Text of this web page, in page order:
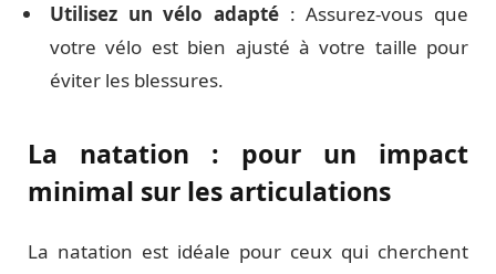
Utilisez un vélo adapté : Assurez-vous que
votre vélo est bien ajusté à votre taille pour
éviter les blessures.
La natation : pour un impact
minimal sur les articulations
La natation est idéale pour ceux qui cherchent